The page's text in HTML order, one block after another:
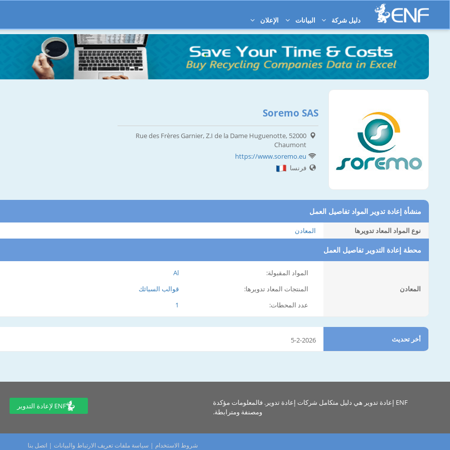
دليل شركة البيانات الإعلان
Soremo SAS
Rue des Frères Garnier, Z.I de la Dame Huguenotte, 52000
Chaumont
https://www.soremo.eu
فرنسا
منشأة إعادة تدوير المواد تفاصيل العمل
نوع المواد المعاد تدويرها المعادن
محطة إعادة التدوير تفاصيل العمل
المعادن
المواد المقبولة:
Al
المنتجات المعاد تدويرها:
قوالب السبائك
عدد المحطات:
1
أخر تحديث 5-2-2026
ENF إعادة تدوير هي دليل متكامل شركات إعادة تدوير. فالمعلومات مؤكدة
ومصنفة ومترابطة.
ENF لإعادة التدوير
شروط الاستخدام | سياسة ملفات تعريف الارتباط والبيانات |اتصل بنا